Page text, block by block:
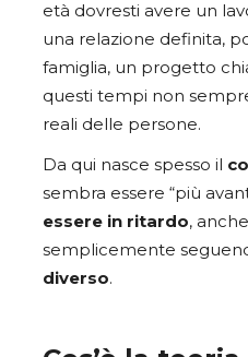
età dovresti avere un
una relazione definita,
famiglia, un progetto
questi tempi non
reali delle persone.
Da qui nasce spesso il
sembra essere “più
essere in ritardo,
semplicemente
diverso.